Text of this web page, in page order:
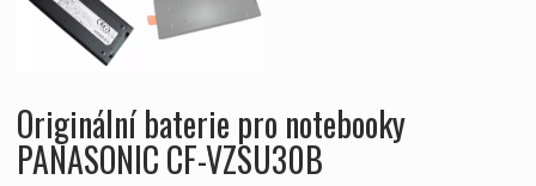
Originální baterie pro notebooky
PANASONIC CF-VZSU30B